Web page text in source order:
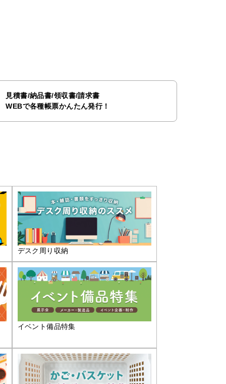
見積書/納品書/領収書/請求書
WEBで各種帳票かんたん発行！
デスク周り収納
イベント備品特集